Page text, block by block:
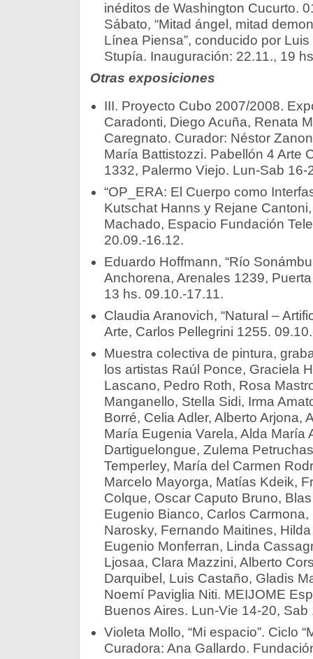
inéditos de Washington Cucurto.
Sábato, “Mitad ángel, mitad
Línea Piensa”, conducido por
Stupía. Inauguración: 22.11., 19
Otras exposiciones
III. Proyecto Cubo 2007/2008.
Caradonti, Diego Acuña, Renata
Caregnato. Curador: Néstor
María Battistozzi. Pabellón 4 Arte
1332, Palermo Viejo. Lun-Sab
“OP_ERA: El Cuerpo como
Kutschat Hanns y Rejane
Machado, Espacio Fundación
20.09.-16.12.
Eduardo Hoffmann, “Río
Anchorena, Arenales 1239,
13 hs. 09.10.-17.11.
Claudia Aranovich, “Natural –
Arte, Carlos Pellegrini 1255.
Muestra colectiva de pintura,
los artistas Raúl Ponce, Graciela
Lascano, Pedro Roth, Rosa
Manganello, Stella Sidi, Irma
Borré, Celia Adler, Alberto Arjona,
María Eugenia Varela, Alda María
Dartiguelongue, Zulema
Temperley, María del Carmen
Marcelo Mayorga, Matías Kdeik,
Colque, Oscar Caputo Bruno,
Eugenio Bianco, Carlos Carmona,
Narosky, Fernando Maitines,
Eugenio Monferran, Linda
Ljosaa, Clara Mazzini, Alberto
Darquibel, Luis Castaño, Gladis
Noemí Paviglia Niti. MEIJOME
Buenos Aires. Lun-Vie 14-20,
Violeta Mollo, “Mi espacio”. Ciclo
Curadora: Ana Gallardo.